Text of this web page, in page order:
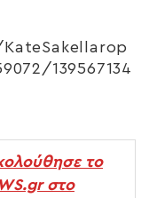
139567134
το
στο